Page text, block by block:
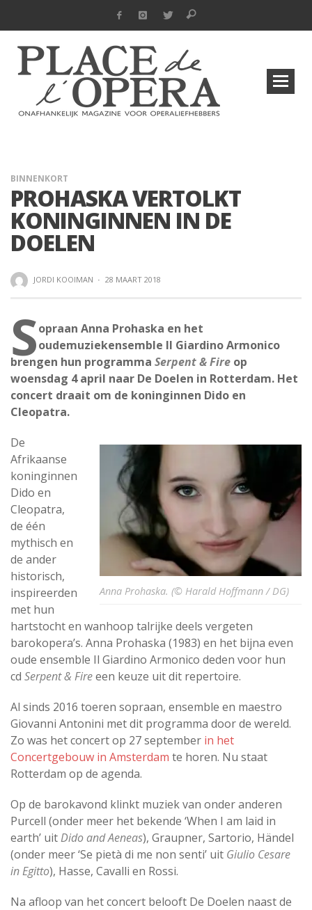
BINNENKORT
PROHASKA VERTOLKT
KONINGINNEN IN DE
DOELEN
JORDI KOOIMAN · 28 MAART 2018
Sopraan Anna Prohaska en het
oudemuziekensemble Il Giardino Armonico
brengen hun programma Serpent & Fire op
woensdag 4 april naar De Doelen in Rotterdam. Het
concert draait om de koninginnen Dido en
Cleopatra.
Anna Prohaska. (© Harald Hoffmann / DG)
De
Afrikaanse
koninginnen
Dido en
Cleopatra,
de één
mythisch en
de ander
historisch,
inspireerden
met hun
hartstocht en wanhoop talrijke deels vergeten
barokopera’s. Anna Prohaska (1983) en het bijna even
oude ensemble Il Giardino Armonico deden voor hun
cd Serpent & Fireeen keuze uit dit repertoire.
Al sinds 2016 toeren sopraan, ensemble en maestro
Giovanni Antonini met dit programma door de wereld.
Zo was het concert op 27 september in het
Concertgebouw in Amsterdam te horen. Nu staat
Rotterdam op de agenda.
Op de barokavond klinkt muziek van onder anderen
Purcell (onder meer het bekende ‘When I am laid in
earth’ uitDido and Aeneas), Graupner, Sartorio, Händel
(onder meer ‘Se pietà di me non senti’ uit Giulio Cesare
in Egitto), Hasse, Cavalli en Rossi.
Na afloop van het concert belooft De Doelen naast de